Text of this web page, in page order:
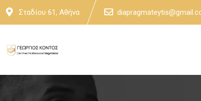
Skip
Σταδίου 61, Αθήνα